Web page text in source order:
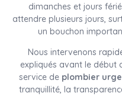
dimanches et jours
attendre plusieurs jours,
un bouchon
Nous intervenons
expliqués avant le début
service de plombier
tranquillité, la